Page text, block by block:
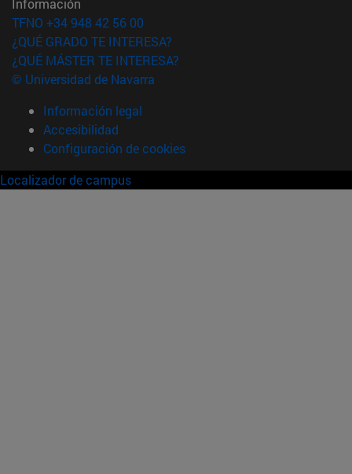
TFNO +34 948 42 56 00
¿QUÉ GRADO TE INTERESA?
¿QUÉ MÁSTER TE INTERESA?
© Universidad de Navarra
Información legal
Accesibilidad
Configuración de cookies
Localizador de campus